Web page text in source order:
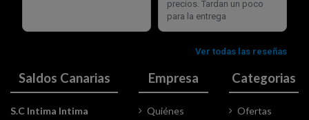
Saldos Canarias
S.C Intima Intima
Empresa
Quiénes
Categorias
Ofertas